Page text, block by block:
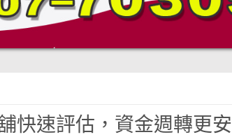
快速評估，資金週轉更安